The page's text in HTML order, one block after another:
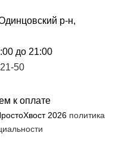
р-н,
до 21:00
50
2026 политика